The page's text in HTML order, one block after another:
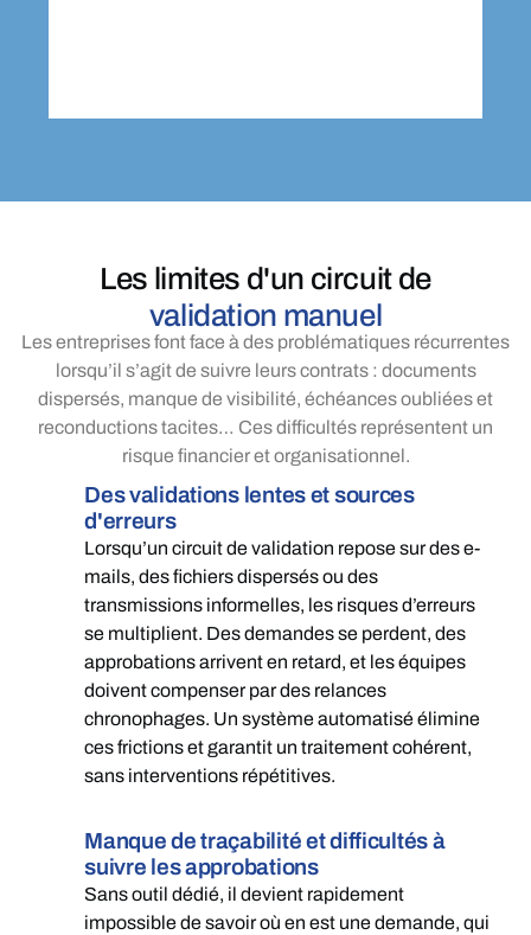
Les limites d'un circuit de
validation manuel
Les entreprises font face à des problématiques récurrentes
lorsqu’il s’agit de suivre leurs contrats : documents
dispersés, manque de visibilité, échéances oubliées et
reconductions tacites… Ces difficultés représentent un
risque financier et organisationnel.
Des validations lentes et sources
d'erreurs
Lorsqu’un circuit de validation repose sur des e-
mails, des fichiers dispersés ou des
transmissions informelles, les risques d’erreurs
se multiplient. Des demandes se perdent, des
approbations arrivent en retard, et les équipes
doivent compenser par des relances
chronophages. Un système automatisé élimine
ces frictions et garantit un traitement cohérent,
sans interventions répétitives.
Manque de traçabilité et difficultés à
suivre les approbations
Sans outil dédié, il devient rapidement
impossible de savoir où en est une demande, qui